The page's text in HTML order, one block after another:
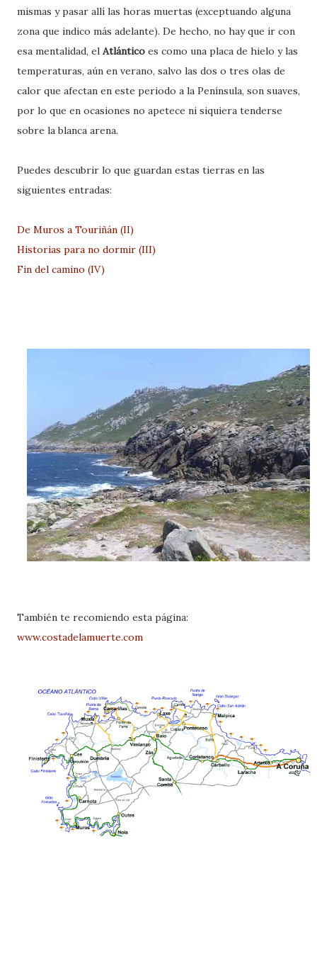
mismas y pasar allí las horas muertas (exceptuando alguna
zona que indico más adelante). De hecho, no hay que ir con
esa mentalidad, el Atlántico es como una placa de hielo y las
temperaturas, aún en verano, salvo las dos o tres olas de
calor que afectan en este periodo a la Península, son suaves,
por lo que en ocasiones no apetece ni siquiera tenderse
sobre la blanca arena.
Puedes descubrir lo que guardan estas tierras en las
siguientes entradas:
De Muros a Touriñán (II)
Historias para no dormir (III)
Fin del camino (IV)
También te recomiendo esta página:
www.costadelamuerte.com